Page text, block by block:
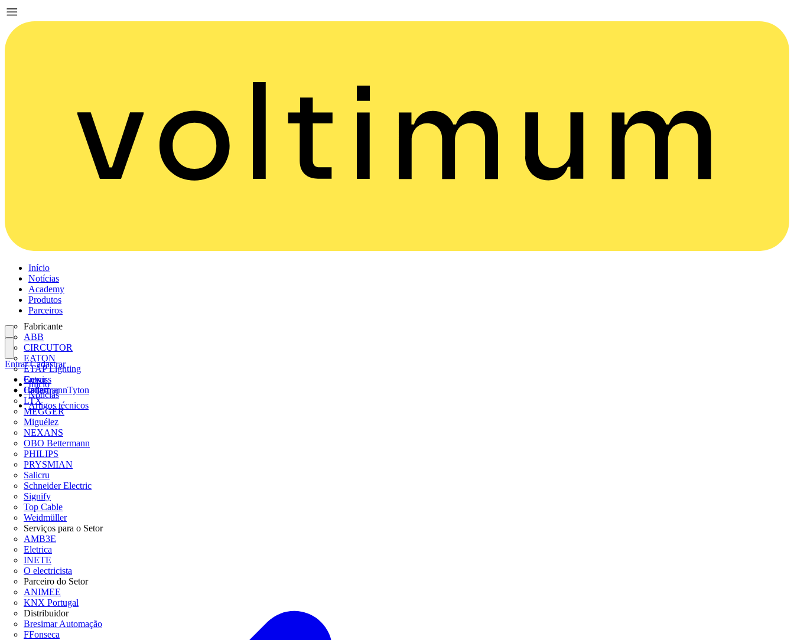
Início
Notícias
Academy
Produtos
Parceiros
Fabricante
ABB
CIRCUTOR
EATON
ETAP Lighting
Gewiss
HellermannTyton
LTX
MEGGER
Miguélez
NEXANS
OBO Bettermann
PHILIPS
PRYSMIAN
Salicru
Schneider Electric
Signify
Top Cable
Weidmüller
Serviços para o Setor
AMB3E
Eletrica
INETE
O electricista
Parceiro do Setor
ANIMEE
KNX Portugal
Distribuidor
Bresimar Automação
FFonseca
Entrar
Cadastrar
Entrar Cadastrar
Início
Notícias
Artigos técnicos